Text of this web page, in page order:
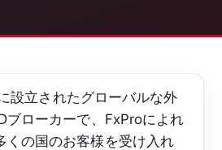
設立されたグローバルな外
ブローカーで、FxProによれ
くの国のお客様を受け入れ